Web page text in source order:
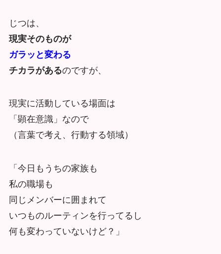
じつは、
現実そのものが
ガラッと変わる
チカラがあるのですが、
現実に活動している場面は
「顕在意識」なので
（言葉で考え、行動する領域）
「今日もうちの家族も
私の職場も
同じメンバーに囲まれて
いつものルーティンを行ってるし
何も変わっていないけど？」